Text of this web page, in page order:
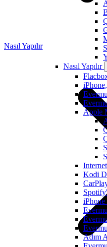
Nasıl Yapılır
Apple
Kodi
iPhone
Adım
Nasıl Yapılır